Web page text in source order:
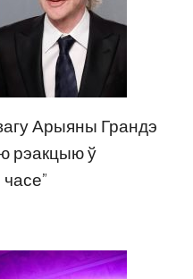
Арыяны Грандэ
рэакцыю ў